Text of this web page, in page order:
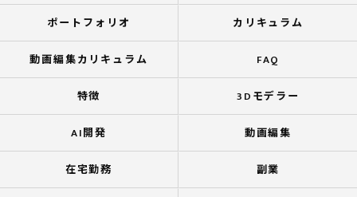
ポートフォリオ カリキュラム
動画編集カリキュラム FAQ
特徴 3Dモデラー
AI開発 動画編集
在宅勤務 副業